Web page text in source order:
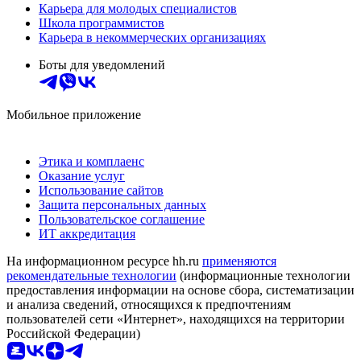
Карьера для молодых специалистов
Школа программистов
Карьера в некоммерческих организациях
Боты для уведомлений
Мобильное приложение
Этика и комплаенс
Оказание услуг
Использование сайтов
Защита персональных данных
Пользовательское соглашение
ИТ аккредитация
На информационном ресурсе hh.ru применяются
рекомендательные технологии (информационные технологии
предоставления информации на основе сбора, систематизации
и анализа сведений, относящихся к предпочтениям
пользователей сети «Интернет», находящихся на территории
Российской Федерации)